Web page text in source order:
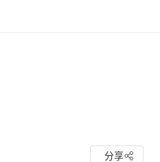
分享